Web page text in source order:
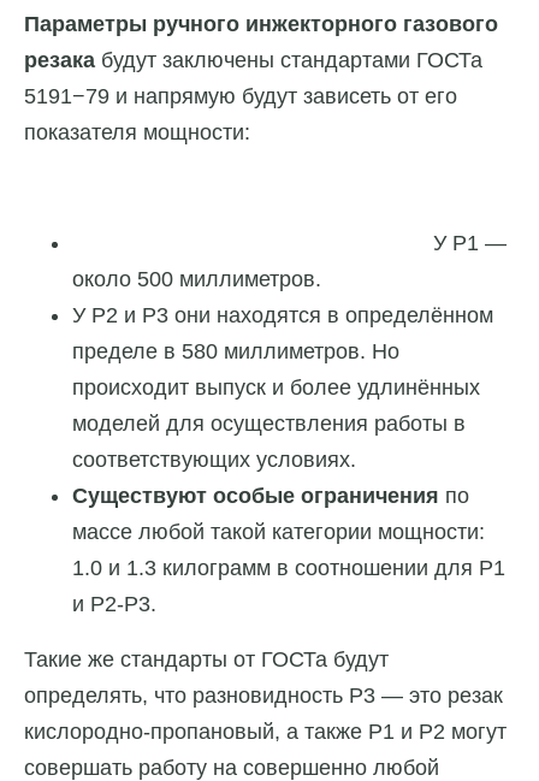
Параметры ручного инжекторного газового
резака будут заключены стандартами ГОСТа
5191−79 и напрямую будут зависеть от его
показателя мощности:
У Р1 —
около 500 миллиметров.
У Р2 и Р3 они находятся в определённом
пределе в 580 миллиметров. Но
происходит выпуск и более удлинённых
моделей для осуществления работы в
соответствующих условиях.
Существуют особые ограничения по
массе любой такой категории мощности:
1.0 и 1.3 килограмм в соотношении для Р1
и Р2-Р3.
Такие же стандарты от ГОСТа будут
определять, что разновидность Р3 — это резак
кислородно-пропановый, а также Р1 и Р2 могут
совершать работу на совершенно любой